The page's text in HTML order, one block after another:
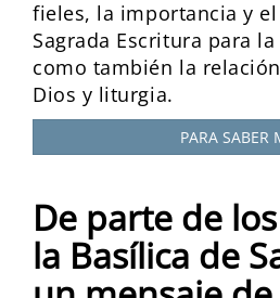
fieles, la importancia y
Sagrada Escritura para
como también la
Dios y liturgia.
PARA SABER
De parte de
la Basílica de